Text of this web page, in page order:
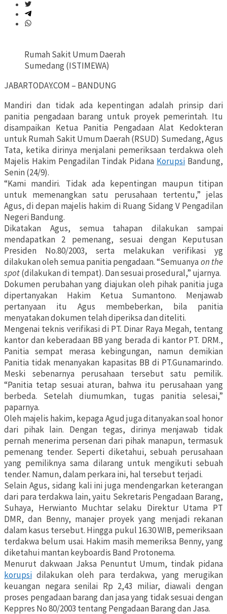
Rumah Sakit Umum Daerah
Sumedang (ISTIMEWA)
JABARTODAY.COM – BANDUNG
Mandiri dan tidak ada kepentingan adalah prinsip dari
panitia pengadaan barang untuk proyek pemerintah. Itu
disampaikan Ketua Panitia Pengadaan Alat Kedokteran
untuk Rumah Sakit Umum Daerah (RSUD) Sumedang, Agus
Tata, ketika dirinya menjalani pemeriksaan terdakwa oleh
Majelis Hakim Pengadilan Tindak Pidana Korupsi Bandung,
Senin (24/9).
“Kami mandiri. Tidak ada kepentingan maupun titipan
untuk memenangkan satu perusahaan tertentu,” jelas
Agus, di depan majelis hakim di Ruang Sidang V Pengadilan
Negeri Bandung.
Dikatakan Agus, semua tahapan dilakukan sampai
mendapatkan 2 pemenang, sesuai dengan Keputusan
Presiden No.80/2003, serta melakukan verifikasi yg
dilakukan oleh semua panitia pengadaan. “Semuanyaon the
spot(dilakukan di tempat). Dan sesuai prosedural,” ujarnya.
Dokumen perubahan yang diajukan oleh pihak panitia juga
dipertanyakan Hakim Ketua Sumantono. Menjawab
pertanyaan itu Agus membeberkan, bila panitia
menyatakan dokumen telah diperiksa dan diteliti.
Mengenai teknis verifikasi di PT. Dinar Raya Megah, tentang
kantor dan keberadaan BB yang berada di kantor PT. DRM.,
Panitia sempat merasa kebingungan, namun demikian
Panitia tidak menanyakan kapasitas BB di PT.Gunamarindo.
Meski sebenarnya perusahaan tersebut satu pemilik.
“Panitia tetap sesuai aturan, bahwa itu perusahaan yang
berbeda. Setelah diumumkan, tugas panitia selesai,”
paparnya.
Oleh majelis hakim, kepaga Agud juga ditanyakan soal honor
dari pihak lain. Dengan tegas, dirinya menjawab tidak
pernah menerima persenan dari pihak manapun, termasuk
pemenang tender. Seperti diketahui, sebuah perusahaan
yang pemiliknya sama dilarang untuk mengikuti sebuah
tender. Namun, dalam perkara ini, hal tersebut terjadi.
Selain Agus, sidang kali ini juga mendengarkan keterangan
dari para terdakwa lain, yaitu Sekretaris Pengadaan Barang,
Suhaya, Herwianto Muchtar selaku Direktur Utama PT
DMR, dan Benny, manajer proyek yang menjadi rekanan
dalam kasus tersebut. Hingga pukul 16.30 WIB, pemeriksaan
terdakwa belum usai. Hakim masih memeriksa Benny, yang
diketahui mantan keyboardis Band Protonema.
Menurut dakwaan Jaksa Penuntut Umum, tindak pidana
korupsi dilakukan oleh para terdakwa, yang merugikan
keuangan negara senilai Rp 2,43 miliar, diawali dengan
proses pengadaan barang dan jasa yang tidak sesuai dengan
Keppres No 80/2003 tentang Pengadaan Barang dan Jasa.